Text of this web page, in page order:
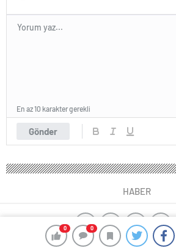
0 0
Gönder
En az 10 karakter gerekli
HABER